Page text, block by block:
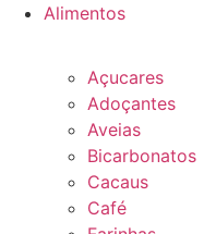
Alimentos
Açucares
Adoçantes
Aveias
Bicarbonatos
Cacaus
Café